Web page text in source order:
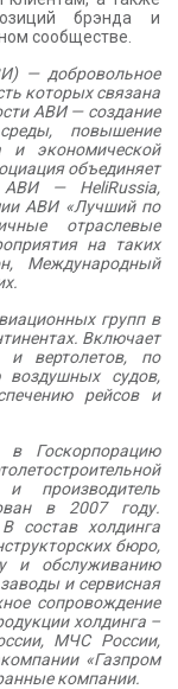
брэнда и
сообществе.
— добровольное
которых связана
АВИ — создание
повышение
и экономической
объединяет
— HeliRussia,
АВИ «Лучший по
отраслевые
на таких
Международный
групп в
Включает
и вертолетов, по
воздушных судов,
рейсов и
Госкорпорацию
производитель
в 2007 году.
состав холдинга
бюро,
и обслуживанию
и сервисная
сопровождение
холдинга –
МЧС России,
«Газпром
компании.